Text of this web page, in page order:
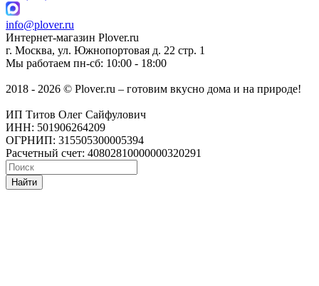
info@plover.ru
Интернет-магазин Plover.ru
г. Москва, ул. Южнопортовая д. 22 стр. 1
Мы работаем пн-сб: 10:00 - 18:00
2018 - 2026 © Plover.ru – готовим вкусно дома и на природе!
ИП Титов Олег Сайфулович
ИНН: 501906264209
ОГРНИП: 315505300005394
Расчетный счет: 40802810000000320291
Найти